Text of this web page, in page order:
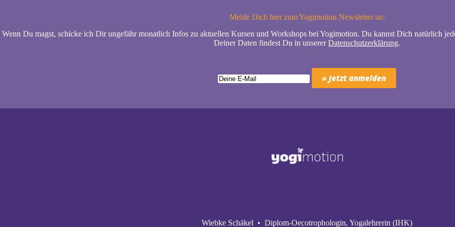
Melde Dich hier zum Yogimotion Newsletter an:
Wenn Du magst, schicke ich Dir ungefähr monatlich Infos zu aktuellen Kursen und Workshops bei Yogimotion. Du kannst Dich natürlich
Deiner Daten findest Du in unsererDatenschutzerklärung.
Wiebke Schäkel • Diplom-Oecotrophologin, Yogalehrerin (IHK)